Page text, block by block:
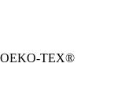
TEX®